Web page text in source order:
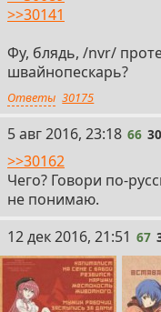
>>30141
Фу, блядь, /nvr/
швайнопескарь?
Ответы 30175
66
5 авг 2016, 23:18 66
>>30162
Чего? Говори по-
не понимаю.
67
12 дек 2016, 21:51 67